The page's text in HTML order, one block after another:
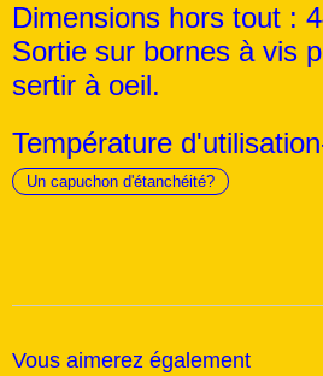
Dimensions hors tout :
Sortie sur bornes à vis
sertir à oeil.
Température
Un capuchon d'étanchéité?
Vous aimerez également